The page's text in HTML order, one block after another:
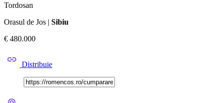
Tordosan
Orasul de Jos | Sibiu
€ 480.000
Distribuie